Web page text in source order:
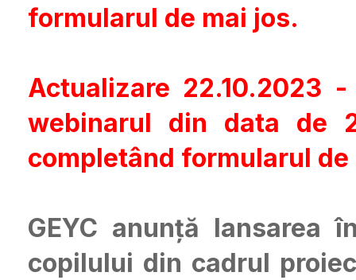
formularul de mai jos.
Actualizare 22.10.2023
webinarul din data de
completând formularul de
GEYC anunță lansarea
copilului din cadrul